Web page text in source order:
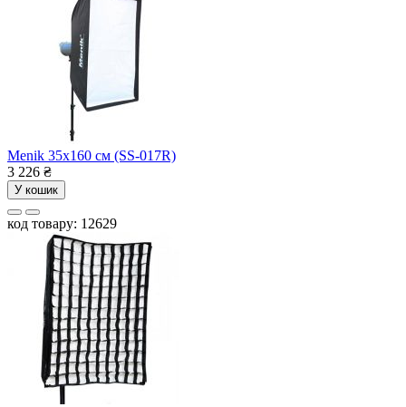
Menik 35x160 см (SS-017R)
3 226 ₴
У кошик
код товару: 12629